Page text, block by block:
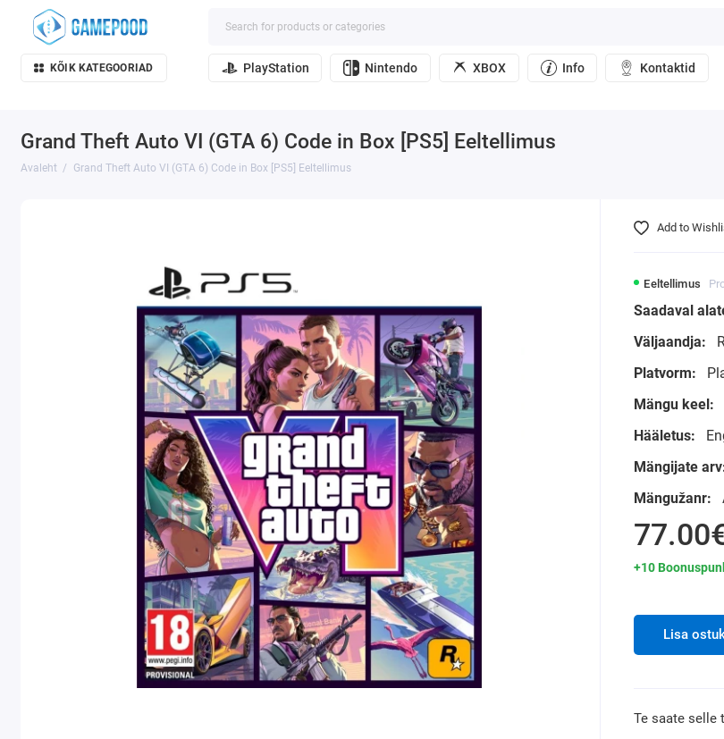
KÕIK KATEGOORIAD PlayStation Nintendo XBOX Info Kontaktid
Grand Theft Auto VI (GTA 6) Code in Box [PS5] Eeltellimus
Avaleht Grand Theft Auto VI (GTA 6) Code in Box [PS5] Eeltellimus
Eeltellimus
Saadaval
Väljaandja:
Platvorm:
Mängu keel:
Hääletus:
Mängijate
Mängužanr:
+10
Lisa
Add to
Te saate selle